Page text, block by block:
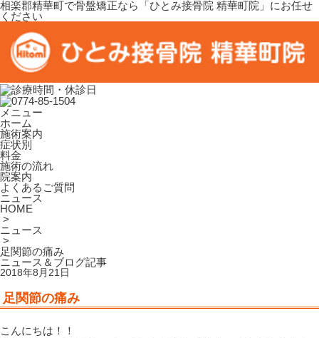
相楽郡精華町で骨盤矯正なら「ひとみ接骨院 精華町院」にお任せ
ください
メニュー
ホーム
施術案内
症状別
料金
施術の流れ
院案内
よくあるご質問
ニュース
HOME
>
ニュース
>
足関節の痛み
ニュース＆ブログ記事
2018年8月21日
足関節の痛み
こんにちは！！